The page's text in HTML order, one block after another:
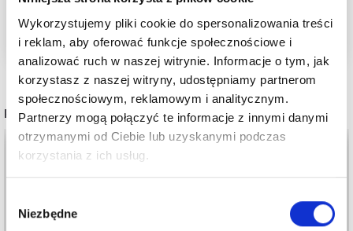
Wykorzystujemy pliki cookie do spersonalizowania treści
i reklam, aby oferować funkcje społecznościowe i
analizować ruch w naszej witrynie. Informacje o tym, jak
korzystasz z naszej witryny, udostępniamy partnerom
społecznościowym, reklamowym i analitycznym.
Partnerzy mogą połączyć te informacje z innymi danymi
otrzymanymi od Ciebie lub uzyskanymi podczas
korzystania z ich usług.
zgody
Niezbędne
POPULARNE ALTERNATYWY
Promocja
Oszczędź nawet do 50%
miłośników włóczek i uzyskaj wyłączny